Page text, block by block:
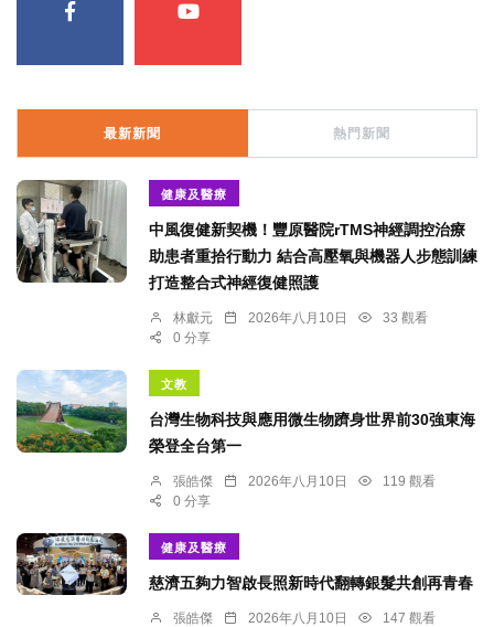
最新新聞 熱門新聞
健康及醫療
中風復健新契機！豐原醫院rTMS神經調控治療
助患者重拾行動力 結合高壓氧與機器人步態訓練
打造整合式神經復健照護
林獻元 2026年八月10日
33 觀看
0 分享
文教
台灣生物科技與應用微生物躋身世界前30強東海
榮登全台第一
張皓傑 2026年八月10日
119 觀看
0 分享
健康及醫療
慈濟五夠力智啟長照新時代翻轉銀髮共創再青春
張皓傑 2026年八月10日
147 觀看